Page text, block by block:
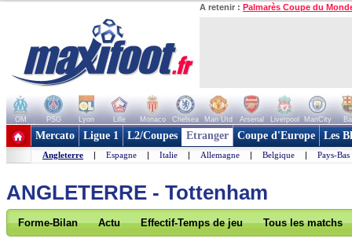
A retenir : Palmarès Coupe du
OM PSG Lyon Lille Monaco Chelsea Man Utd Arsenal Liverpool ManCity
+ de clubs
Mercato Ligue 1 L2/Coupes Etranger Coupe d'Europe Les
Angleterre | Espagne | Italie | Allemagne | Belgique | Pays-Bas
ANGLETERRE - Tottenham
Forme-Bilan Actu Effectif-Temps de jeu Tous les matchs